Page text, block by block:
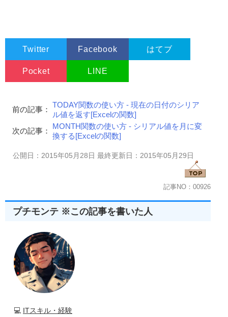
Twitter Facebook はてブ
Pocket LINE
前の記事：
TODAY関数の使い方 - 現在の日付のシリア
ル値を返す[Excelの関数]
次の記事：
MONTH関数の使い方 - シリアル値を月に変
換する[Excelの関数]
公開日：2015年05月28日 最終更新日：2015年05月29日
記事NO：00926
プチモンテ ※この記事を書いた人
💻 ITスキル・経験